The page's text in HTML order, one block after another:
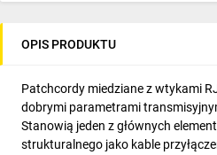
OPIS PRODUKTU
Patchcordy miedziane z wtykami
dobrymi parametrami
Stanowią jeden z głównych
strukturalnego jako kable